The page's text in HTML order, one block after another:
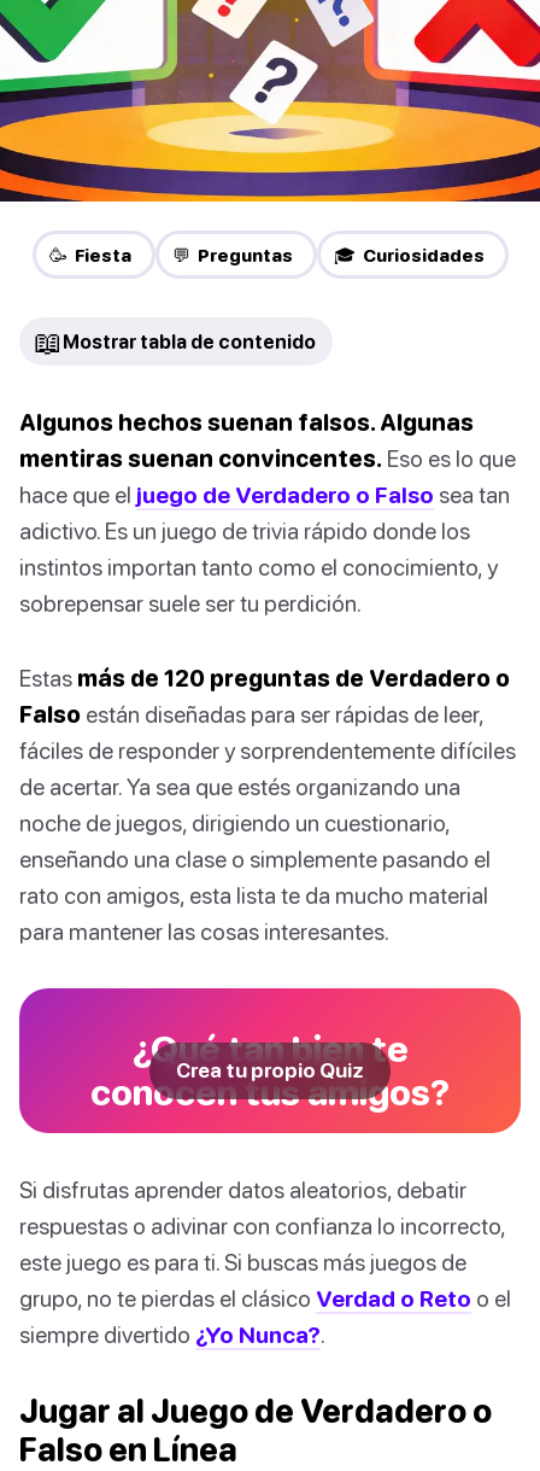
🥳 Fiesta 💬 Preguntas 🎓 Curiosidades
📖 Mostrar tabla de contenido
Algunos hechos suenan falsos. Algunas
mentiras suenan convincentes. Eso es lo que
hace que el juego de Verdadero o Falso sea tan
adictivo. Es un juego de trivia rápido donde los
instintos importan tanto como el conocimiento, y
sobrepensar suele ser tu perdición.
Estas más de 120 preguntas de Verdadero o
Falso están diseñadas para ser rápidas de leer,
fáciles de responder y sorprendentemente difíciles
de acertar. Ya sea que estés organizando una
noche de juegos, dirigiendo un cuestionario,
enseñando una clase o simplemente pasando el
rato con amigos, esta lista te da mucho material
para mantener las cosas interesantes.
¿Qué tan bien te
conocen tus amigos?
Crea tu propio Quiz
Si disfrutas aprender datos aleatorios, debatir
respuestas o adivinar con confianza lo incorrecto,
este juego es para ti. Si buscas más juegos de
grupo, no te pierdas el clásico Verdad o Reto o el
siempre divertido ¿Yo Nunca?.
Jugar al Juego de Verdadero o
Falso en Línea